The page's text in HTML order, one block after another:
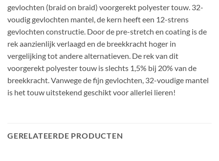
gevlochten (braid on braid) voorgerekt polyester touw. 32-
voudig gevlochten mantel, de kern heeft een 12-strens
gevlochten constructie. Door de pre-stretch en coating is de
rek aanzienlijk verlaagd en de breekkracht hoger in
vergelijking tot andere alternatieven. De rek van dit
voorgerekt polyester touw is slechts 1,5% bij 20% van de
breekkracht. Vanwege de fijn gevlochten, 32-voudige mantel
is het touw uitstekend geschikt voor allerlei lieren!
GERELATEERDE PRODUCTEN